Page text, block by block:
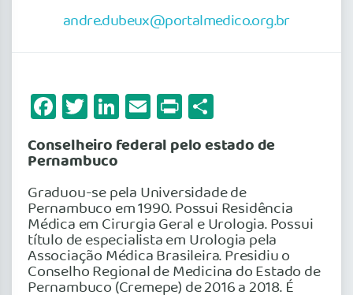
andre.dubeux@portalmedico.org.br
Facebook
Twitter
LinkedIn
Email
Print
Conselheiro federal pelo estado de
Pernambuco
Graduou-se pela Universidade de
Pernambuco em 1990. Possui Residência
Médica em Cirurgia Geral e Urologia. Possui
título de especialista em Urologia pela
Associação Médica Brasileira. Presidiu o
Conselho Regional de Medicina do Estado de
Pernambuco (Cremepe) de 2016 a 2018. É